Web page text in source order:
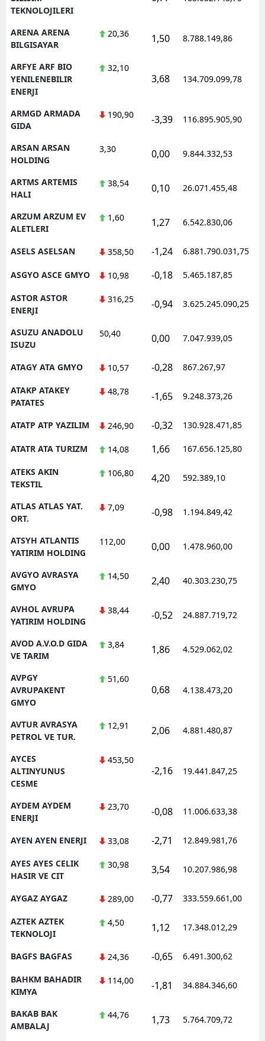
TEKNOLOJILERI
ARENA ARENA
BILGISAYAR
20,36 1,50 8.788.149,86
ARFYE ARF BIO
YENILENEBILIR
ENERJI
32,10
3,68 134.709.099,78
ARMGD ARMADA
GIDA
190,90 -3,39 116.895.905,90
ARSAN ARSAN
HOLDING
3,30 0,00 9.844.332,53
ARTMS ARTEMIS
HALI
38,54 0,10 26.071.455,48
ARZUM ARZUM EV
ALETLERI
1,60 1,27 6.542.830,06
ASELS ASELSAN 358,50 -1,24 6.881.790.031,75
ASGYO ASCE GMYO 10,98 -0,18 5.465.187,85
ASTOR ASTOR
ENERJI
316,25 -0,94 3.625.245.090,25
ASUZU ANADOLU
ISUZU
50,40 0,00 7.047.939,05
ATAGY ATA GMYO 10,57 -0,28 867.267,97
ATAKP ATAKEY
PATATES
48,78 -1,65 9.248.373,26
ATATP ATP YAZILIM 246,90 -0,32 130.928.471,85
ATATR ATA TURIZM 14,08 1,66 167.656.125,80
ATEKS AKIN
TEKSTIL
106,80 4,20 592.389,10
ATLAS ATLAS YAT.
ORT.
7,09 -0,98 1.194.849,42
ATSYH ATLANTIS
YATIRIM HOLDING
112,00 0,00 1.478.960,00
AVGYO AVRASYA
GMYO
14,50 2,40 40.303.230,75
AVHOL AVRUPA
YATIRIM HOLDING
38,44 -0,52 24.887.719,72
AVOD A.V.O.D GIDA
VE TARIM
3,84 1,86 4.529.062,02
AVPGY
AVRUPAKENT
GMYO
51,60
0,68 4.138.473,20
AVTUR AVRASYA
PETROL VE TUR.
12,91 2,06 4.881.480,87
AYCES
ALTINYUNUS
CESME
453,50
-2,16 19.441.847,25
AYDEM AYDEM
ENERJI
23,70 -0,08 11.006.633,38
AYEN AYEN ENERJI 33,08 -2,71 12.849.981,76
AYES AYES CELIK
HASIR VE CIT
30,98 3,54 10.207.986,98
AYGAZ AYGAZ 289,00 -0,77 333.559.661,00
AZTEK AZTEK
TEKNOLOJI
4,50 1,12 17.348.012,29
BAGFS BAGFAS 24,36 -0,65 6.491.300,62
BAHKM BAHADIR
KIMYA
114,00 -1,81 34.884.346,60
BAKAB BAK
AMBALAJ
44,76 1,73 5.764.709,72